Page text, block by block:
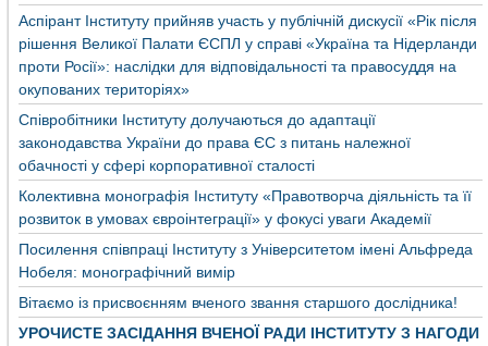
Аспірант Інституту прийняв участь у публічній дискусії «Рік після
рішення Великої Палати ЄСПЛ у справі «Україна та Нідерланди
проти Росії»: наслідки для відповідальності та правосуддя на
окупованих територіях»
Співробітники Інституту долучаються до адаптації
законодавства України до права ЄС з питань належної
обачності у сфері корпоративної сталості
Колективна монографія Інституту «Правотворча діяльність та її
розвиток в умовах євроінтеграції» у фокусі уваги Академії
Посилення співпраці Інституту з Університетом імені Альфреда
Нобеля: монографічний вимір
Вітаємо із присвоєнням вченого звання старшого дослідника!
УРОЧИСТЕ ЗАСІДАННЯ ВЧЕНОЇ РАДИ ІНСТИТУТУ З НАГОДИ